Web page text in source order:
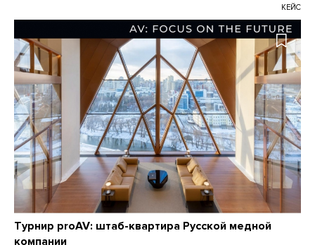
КЕЙС
Турнир proAV: штаб-квартира Русской медной
компании